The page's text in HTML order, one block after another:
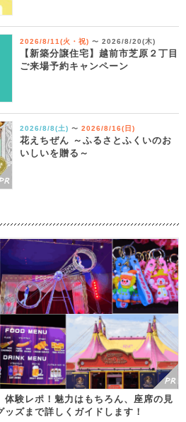
2026/8/11(火・祝) 〜 2026/8/20(木)
【新築分譲住宅】越前市芝原２丁目
ご来場予約キャンペーン
2026/8/8(土) 〜 2026/8/16(日)
花えちぜん ～ふるさとふくいのお
いしいを贈る～
体験レポ！魅力はもちろん、座席の見
ズまで詳しくガイドします！